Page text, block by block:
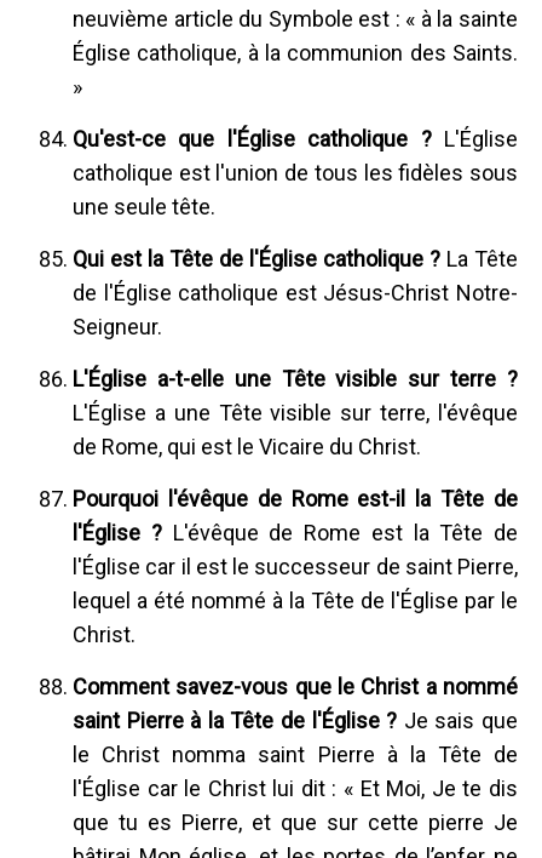
neuvième article du Symbole est : « à la sainte
Église catholique, à la communion des Saints.
»
Qu'est-ce que l'Église catholique ?L'Église
catholique est l'union de tous les fidèles sous
une seule tête.
Qui est la Tête de l'Église catholique ? La Tête
de l'Église catholique est Jésus-Christ Notre-
Seigneur.
L'Église a-t-elle une Tête visible sur terre ?
L'Église a une Tête visible sur terre, l'évêque
de Rome, qui est le Vicaire du Christ.
Pourquoi l'évêque de Rome est-il la Tête de
l'Église ?L'évêque de Rome est la Tête de
l'Église car il est le successeur de saint Pierre,
lequel a été nommé à la Tête de l'Église par le
Christ.
Comment savez-vous que le Christ a nommé
saint Pierre à la Tête de l'Église ? Je sais que
le Christ nomma saint Pierre à la Tête de
l'Église car le Christ lui dit : « Et Moi, Je te dis
que tu es Pierre, et que sur cette pierre Je